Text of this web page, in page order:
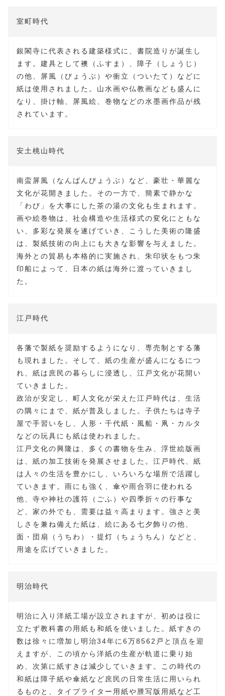
室町時代
銀閣寺に代表される建築様式に、書院造りが誕生し
ます。建具として襖（ふすま）、障子（しょうじ）
の他、屏風（びょうぶ）や衝立（ついたて）などに
紙は使用されました。山水画や仏教画なども盛んに
なり、掛け軸、屏風絵、巻物などの水墨画作品が残
されています。
安土桃山時代
南蛮屏風（なんばんびょうぶ）など、豪壮・華麗な
文化が花開きました。その一方で、簡素で静かな
「わび」を大事にした茶の湯の文化も生まれます。
画や絵巻物は、社会構造や生活様式の変化にともな
い、多彩な発展を遂げていき、こうした美術の隆盛
は、製紙技術の向上にも大きな影響を与えました。
海外との貿易も本格的に実施され、朱印状をもつ朱
印船によって、日本の紙は海外に渡っていきまし
た。
江戸時代
各藩で製紙を奨励するようになり、専売制とする藩
も現れました。そして、紙の生産が盛んになるにつ
れ、紙は庶民の暮らしに浸透し、江戸文化が花開い
ていきました。
政治が安定し、町人文化が栄えた江戸時代は、生活
の隅々にまで、紙が普及しました。子供たちは寺子
屋で手習いをし、人形・千代紙・風船・凧・カルタ
などの玩具にも紙は使われました。
江戸文化の興隆は、多くの書物を生み、浮世絵版画
は、紙の加工技術を発展させました。江戸時代、紙
は人々の生活を豊かにし、いろいろな場所で活躍し
ていきます。雨にも強く、傘や雨合羽に使われる
他、寺や神社の護符（ごふ）や四季折々の行事な
ど、家の外でも、需要は益々高まります。強さと美
しさを兼ね備えた紙は、絵にある七夕飾りの他、
面・団扇（うちわ）・提灯（ちょうちん）などと、
用途を広げていきました。
明治時代
明治に入り洋紙工場が設立されますが、初めは役に
立たず教科書の用紙も和紙を使いました。紙すきの
数は徐々に増加し明治34年に6万8562戸と頂点を迎
えますが、この頃から洋紙の生産が軌道に乗り始
め、次第に紙すきは減少していきます。この時代の
和紙は障子紙や傘紙など庶民の日常生活に用いられ
るものと、タイプライター用紙や謄写版用紙など工